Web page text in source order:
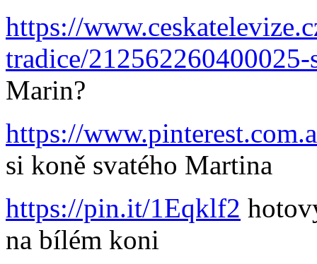
https://
tradice/
Marin?
https://
si koně svatého Martina
https://pin.it/1Eqklf2
na bílém koni